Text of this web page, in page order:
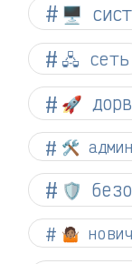
🖥️
🖧 сеть
🚀
🛠️
🛡️
🤷🏽